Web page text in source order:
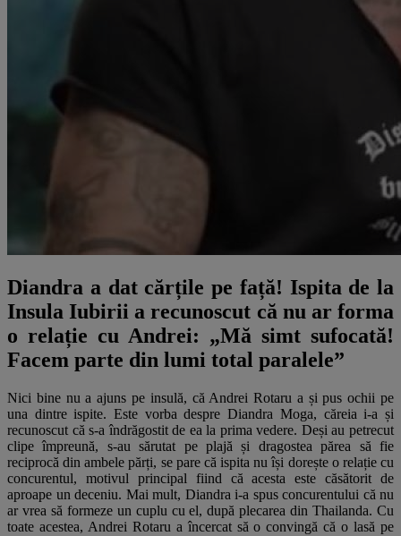
Diandra a dat cărțile pe față! Ispita de la
Insula Iubirii a recunoscut că nu ar forma
o relație cu Andrei: „Mă simt sufocată!
Facem parte din lumi total paralele”
Nici bine nu a ajuns pe insulă, că Andrei Rotaru a și pus ochii pe
una dintre ispite. Este vorba despre Diandra Moga, căreia i-a și
recunoscut că s-a îndrăgostit de ea la prima vedere. Deși au petrecut
clipe împreună, s-au sărutat pe plajă și dragostea părea să fie
reciprocă din ambele părți, se pare că ispita nu își dorește o relație cu
concurentul, motivul principal fiind că acesta este căsătorit de
aproape un deceniu. Mai mult, Diandra i-a spus concurentului că nu
ar vrea să formeze un cuplu cu el, după plecarea din Thailanda. Cu
toate acestea, Andrei Rotaru a încercat să o convingă că o lasă pe